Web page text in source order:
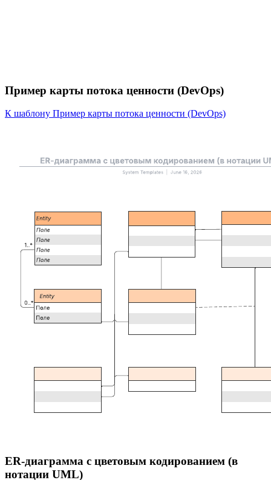
Пример карты потока ценности (DevOps)
К шаблону Пример карты потока ценности (DevOps)
ER-диаграмма с цветовым кодированием (в
нотации UML)